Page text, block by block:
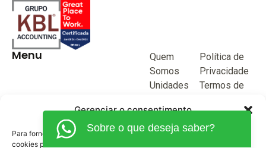
Gerenciar o consentimento
Para fornecer as melhores experiências, usamos tecnologias como
cookies para armazenar e/ou acessar informações do dispositivo. O
Menu
Quem
Somos
Unidades
Blog
Junte-se a
Política de
Privacidade
Termos de
Sobre o que deseja saber?